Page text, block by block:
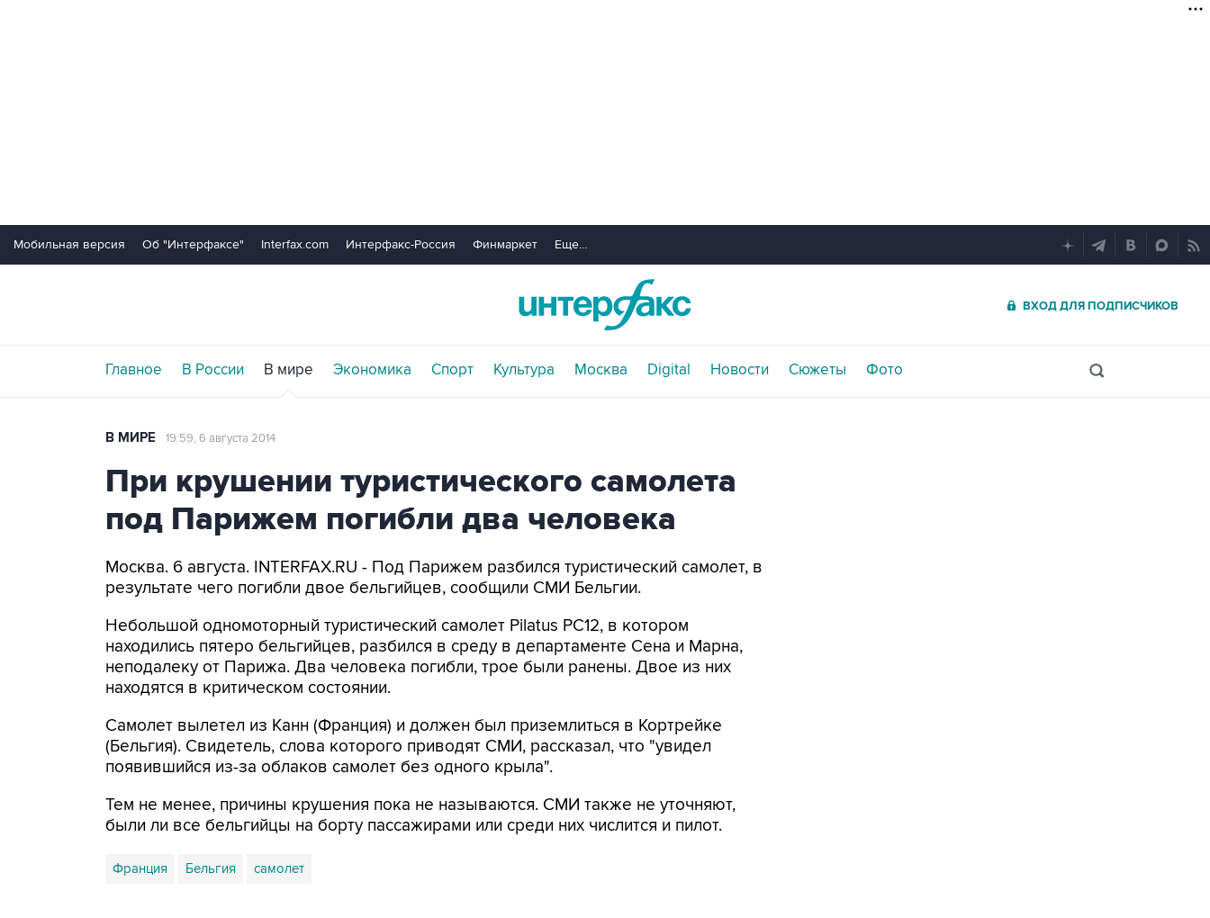
Мобильная версия Об "Интерфаксе" Interfax.com Интерфакс-Россия Финмаркет Еще...
ВХОД ДЛЯ ПОДПИСЧИКОВ
Главное В России В мире Экономика Спорт Культура Москва Digital Новости Сюжеты Фото
В МИРЕ 19:59, 6 августа 2014
При крушении туристического самолета
под Парижем погибли два человека
Москва. 6 августа. INTERFAX.RU - Под Парижем разбился туристический самолет, в
результате чего погибли двое бельгийцев, сообщили СМИ Бельгии.
Небольшой одномоторный туристический самолет Pilatus PC12, в котором
находились пятеро бельгийцев, разбился в среду в департаменте Сена и Марна,
неподалеку от Парижа. Два человека погибли, трое были ранены. Двое из них
находятся в критическом состоянии.
Самолет вылетел из Канн (Франция) и должен был приземлиться в Кортрейке
(Бельгия). Свидетель, слова которого приводят СМИ, рассказал, что "увидел
появившийся из-за облаков самолет без одного крыла".
Тем не менее, причины крушения пока не называются. СМИ также не уточняют,
были ли все бельгийцы на борту пассажирами или среди них числится и пилот.
Франция Бельгия самолет